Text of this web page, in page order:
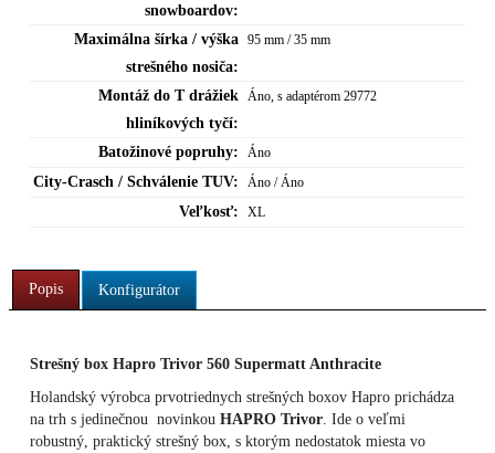
snowboardov:
Maximálna šírka / výška
strešného nosiča:
95 mm / 35 mm
Montáž do T drážiek
hliníkových tyčí:
Áno, s adaptérom 29772
Batožinové popruhy: Áno
City-Crasch / Schválenie TUV: Áno / Áno
Veľkosť: XL
Popis Konfigurátor
Strešný box Hapro Trivor 560 Supermatt Anthracite
Holandský výrobca prvotriednych strešných boxov Hapro prichádza
na trh s jedinečnou novinkouHAPRO Trivor . Ide o veľmi
robustný, praktický strešný box, s ktorým nedostatok miesta vo